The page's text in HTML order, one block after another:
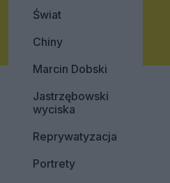
Świat
Chiny
Marcin Dobski
Jastrzębowski
wyciska
Reprywatyzacja
Portrety